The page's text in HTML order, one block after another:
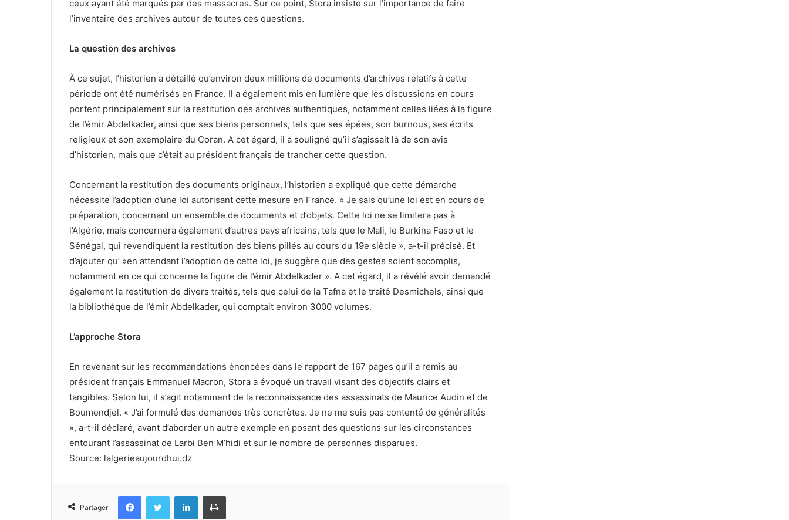
ceux ayant été marqués par des massacres. Sur ce point, Stora insiste sur l’importance de faire
l’inventaire des archives autour de toutes ces questions.
La question des archives
À ce sujet, l’historien a détaillé qu’environ deux millions de documents d’archives relatifs à cette
période ont été numérisés en France. Il a également mis en lumière que les discussions en cours
portent principalement sur la restitution des archives authentiques, notamment celles liées à la figure
de l’émir Abdelkader, ainsi que ses biens personnels, tels que ses épées, son burnous, ses écrits
religieux et son exemplaire du Coran. A cet égard, il a souligné qu’il s’agissait là de son avis
d’historien, mais que c’était au président français de trancher cette question.
Concernant la restitution des documents originaux, l’historien a expliqué que cette démarche
nécessite l’adoption d’une loi autorisant cette mesure en France. « Je sais qu’une loi est en cours de
préparation, concernant un ensemble de documents et d’objets. Cette loi ne se limitera pas à
l’Algérie, mais concernera également d’autres pays africains, tels que le Mali, le Burkina Faso et le
Sénégal, qui revendiquent la restitution des biens pillés au cours du 19e siècle », a-t-il précisé. Et
d’ajouter qu’ »en attendant l’adoption de cette loi, je suggère que des gestes soient accomplis,
notamment en ce qui concerne la figure de l’émir Abdelkader ». A cet égard, il a révélé avoir demandé
également la restitution de divers traités, tels que celui de la Tafna et le traité Desmichels, ainsi que
la bibliothèque de l’émir Abdelkader, qui comptait environ 3000 volumes.
L’approche Stora
En revenant sur les recommandations énoncées dans le rapport de 167 pages qu’il a remis au
président français Emmanuel Macron, Stora a évoqué un travail visant des objectifs clairs et
tangibles. Selon lui, il s’agit notamment de la reconnaissance des assassinats de Maurice Audin et de
Boumendjel. « J’ai formulé des demandes très concrètes. Je ne me suis pas contenté de généralités
», a-t-il déclaré, avant d’aborder un autre exemple en posant des questions sur les circonstances
entourant l’assassinat de Larbi Ben M’hidi et sur le nombre de personnes disparues.
Source: lalgerieaujourdhui.dz
Partager
FacebookTwitter LinkedinImprimer